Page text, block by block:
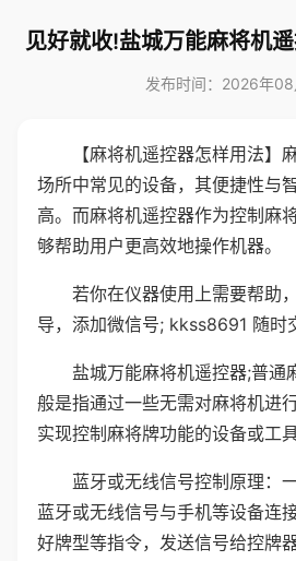
见好就收!盐城万能麻将机
发布时间：2026年
【麻将机遥控器怎样用法】
场所中常见的设备，其便捷性与
高。而麻将机遥控器作为控制麻
够帮助用户更高效地操作机器。
若你在仪器使用上需要帮助
导，添加微信号; kkss8691 随时
盐城万能麻将机遥控器;普通
般是指通过一些无需对麻将机进
实现控制麻将牌功能的设备或工具
蓝牙或无线信号控制原理：
蓝牙或无线信号与手机等设备连
好牌型等指令，发送信号给控牌